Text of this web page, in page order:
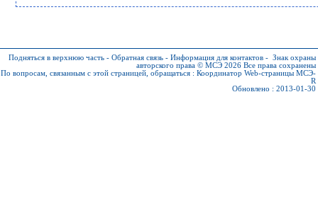
Подняться в верхнюю часть - Обратная связь - Информация для контактов - Знак охраны
авторского права © МСЭ 2026 Все права сохранены
По вопросам, связанным с этой страницей, обращаться : Координатор Web-страницы МСЭ-
R
Обновлено : 2013-01-30